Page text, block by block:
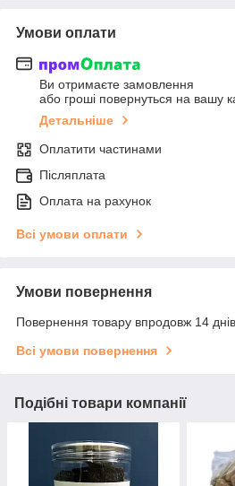
Умови оплати
Ви отримаєте замовлення
або гроші повернуться на вашу
Детальніше
Оплатити частинами
Післяплата
Оплата на рахунок
Всі умови оплати
Умови повернення
Повернення товару впродовж 14
Всі умови повернення
Подібні товари компанії